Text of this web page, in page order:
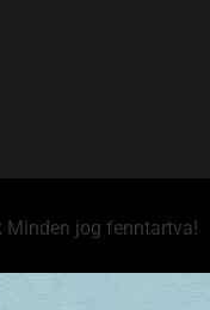
jog fenntartva!